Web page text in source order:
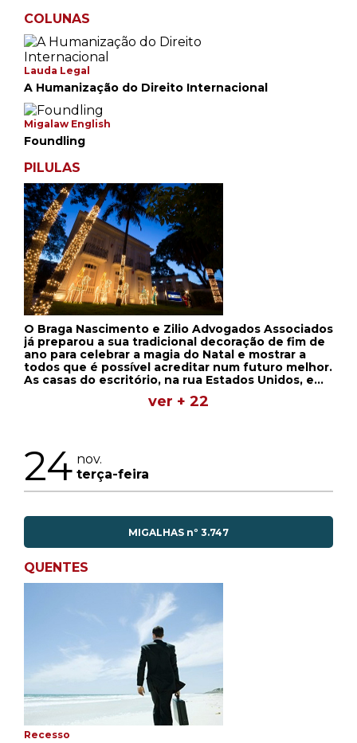
COLUNAS
Lauda Legal
A Humanização do Direito Internacional
Migalaw English
Foundling
PILULAS
O Braga Nascimento e Zilio Advogados Associados
já preparou a sua tradicional decoração de fim de
ano para celebrar a magia do Natal e mostrar a
todos que é possível acreditar num futuro melhor.
As casas do escritório, na rua Estados Unidos, em
São Paulo, já estão iluminadas com motivos
natalinos e contam, cada uma, com uma atração
conta com um presépio em tamanho real.
___________
ver + 22
24 nov.
terça-feira
MIGALHAS nº 3.747
QUENTES
Recesso